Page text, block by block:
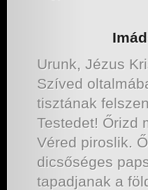
Imádság
Urunk, Jézus
Szíved
tisztának
Testedet! Őrizd
Véred piroslik.
dicsőséges
tapadjanak a